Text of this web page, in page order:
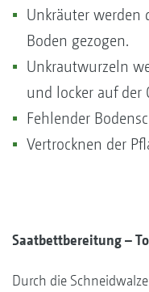
Unkräuter werden
Boden gezogen.
Unkrautwurzeln
und locker auf der
Fehlender
Vertrocknen der
Saatbettbereitung –
Durch die